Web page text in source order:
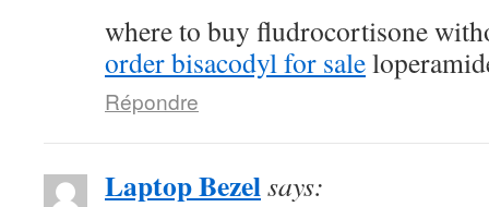
where to buy fludrocortisone
order bisacodyl for sale
Répondre
Laptop Bezelsays: